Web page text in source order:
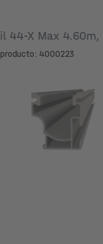
44-X Max 4.60m,
4000223